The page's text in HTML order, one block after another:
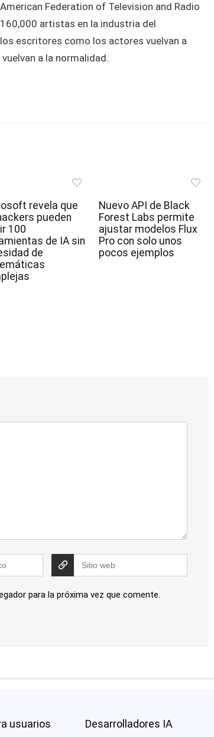
Federation of Television and Radio
artistas en la industria del
escritores como los actores vuelvan a
a la normalidad.
revela que
pueden
100
de IA sin
de
Nuevo API de Black
Forest Labs permite
ajustar modelos Flux
Pro con solo unos
pocos ejemplos
para la próxima vez que comente.
usuarios Desarrolladores IA